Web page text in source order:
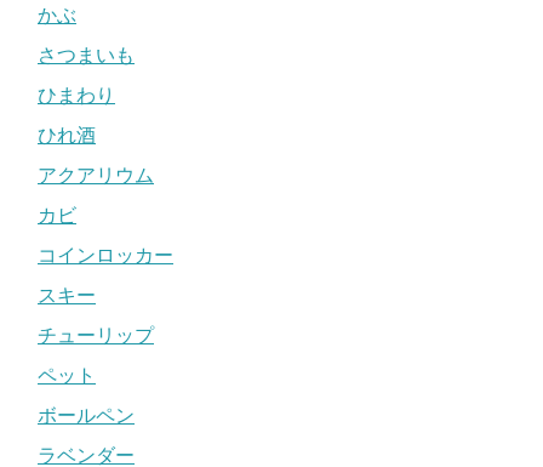
かぶ
さつまいも
ひまわり
ひれ酒
アクアリウム
カビ
コインロッカー
スキー
チューリップ
ペット
ボールペン
ラベンダー